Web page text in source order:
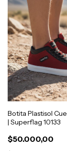
Botita Plastisol
| Superflag 10133
$50.000,00